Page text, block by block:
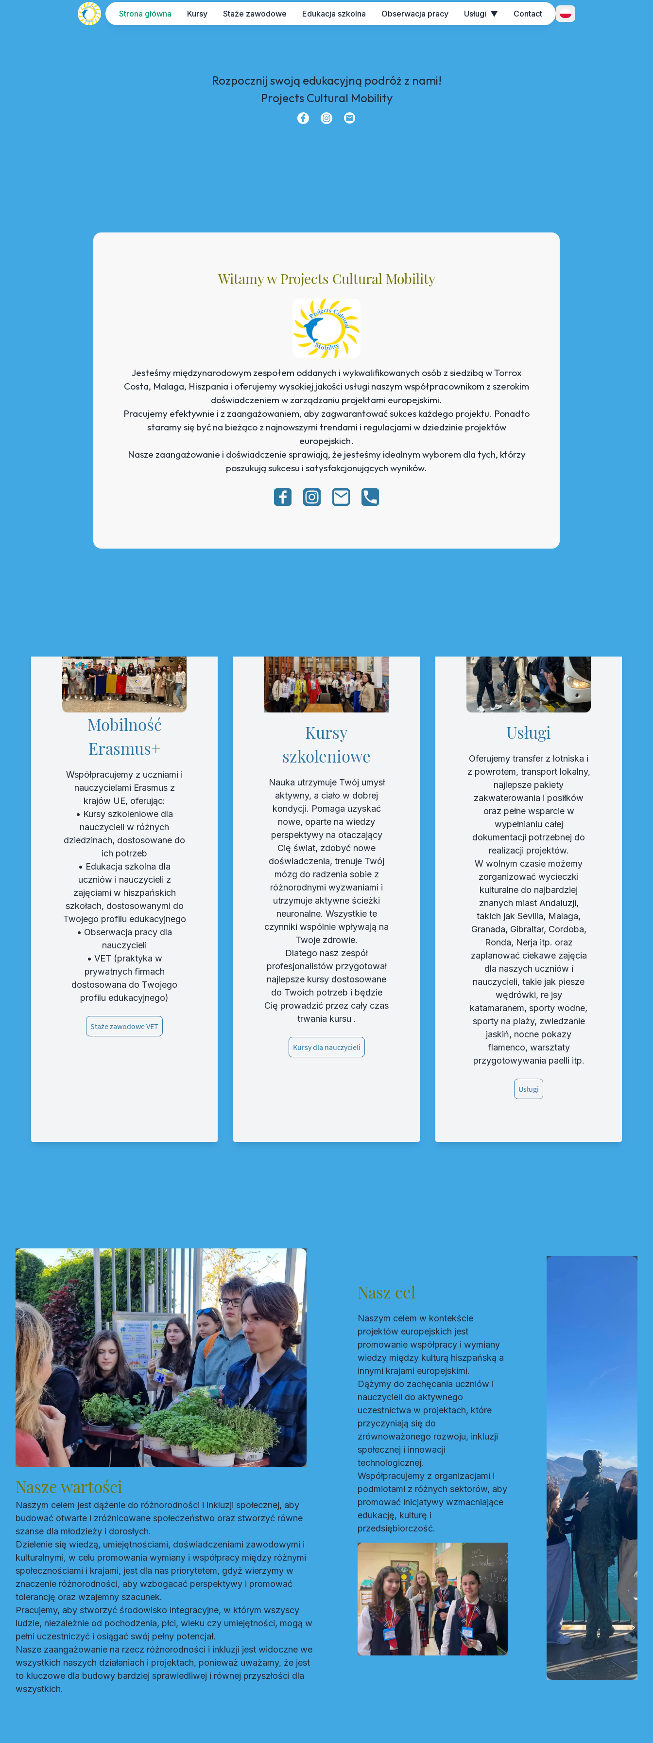
Strona główna Kursy Staże zawodowe Edukacja szkolna Obserwacja pracy Usługi ▼ Contact Przełącznik języka
Rozpocznij swoją edukacyjną podróż z nami!
Projects Cultural Mobility
Witamy w Projects Cultural Mobility
Jesteśmy międzynarodowym zespołem oddanych i wykwalifikowanych osób z siedzibą w Torrox
Costa, Malaga, Hiszpania i oferujemy wysokiej jakości usługi naszym współpracownikom z szerokim
doświadczeniem w zarządzaniu projektami europejskimi.
Pracujemy efektywnie i z zaangażowaniem, aby zagwarantować sukces każdego projektu. Ponadto
staramy się być na bieżąco z najnowszymi trendami i regulacjami w dziedzinie projektów
europejskich.
Nasze zaangażowanie i doświadczenie sprawiają, że jesteśmy idealnym wyborem dla tych, którzy
poszukują sukcesu i satysfakcjonujących wyników.
Mobilność
Erasmus+
Współpracujemy z uczniami i
nauczycielami Erasmus z
krajów UE, oferując:
• Kursy szkoleniowe dla
nauczycieli w różnych
dziedzinach, dostosowane do
ich potrzeb
• Edukacja szkolna dla
uczniów i nauczycieli z
zajęciami w hiszpańskich
szkołach, dostosowanymi do
Twojego profilu edukacyjnego
• Obserwacja pracy dla
nauczycieli
• VET (praktyka w
prywatnych firmach
dostosowana do Twojego
profilu edukacyjnego)
Staże zawodowe VET
Kursy
szkoleniowe
Nauka utrzymuje Twój umysł
aktywny, a ciało w dobrej
kondycji. Pomaga uzyskać
nowe, oparte na wiedzy
perspektywy na otaczający
Cię świat, zdobyć nowe
doświadczenia, trenuje Twój
mózg do radzenia sobie z
różnorodnymi wyzwaniami i
utrzymuje aktywne ścieżki
neuronalne. Wszystkie te
czynniki wspólnie wpływają na
Twoje zdrowie.
Dlatego nasz zespół
profesjonalistów przygotował
najlepsze kursy dostosowane
do Twoich potrzeb i będzie
Cię prowadzić przez cały czas
trwania kursu .
Kursy dla nauczycieli
Usługi
Oferujemy transfer z lotniska i
z powrotem, transport lokalny,
najlepsze pakiety
zakwaterowania i posiłków
oraz pełne wsparcie w
wypełnianiu całej
dokumentacji potrzebnej do
realizacji projektów.
W wolnym czasie możemy
zorganizować wycieczki
kulturalne do najbardziej
znanych miast Andaluzji,
takich jak Sevilla, Malaga,
Granada, Gibraltar, Cordoba,
Ronda, Nerja itp. oraz
zaplanować ciekawe zajęcia
dla naszych uczniów i
nauczycieli, takie jak piesze
wędrówki, re jsy
katamaranem, sporty wodne,
sporty na plaży, zwiedzanie
jaskiń, nocne pokazy
flamenco, warsztaty
przygotowywania paelli itp.
Usługi
Nasze wartości
Naszym celem jest dążenie do różnorodności i inkluzji społecznej, aby
budować otwarte i zróżnicowane społeczeństwo oraz stworzyć równe
szanse dla młodzieży i dorosłych.
Dzielenie się wiedzą, umiejętnościami, doświadczeniami zawodowymi i
kulturalnymi, w celu promowania wymiany i współpracy między różnymi
społecznościami i krajami, jest dla nas priorytetem, gdyż wierzymy w
znaczenie różnorodności, aby wzbogacać perspektywy i promować
tolerancję oraz wzajemny szacunek.
Pracujemy, aby stworzyć środowisko integracyjne, w którym wszyscy
ludzie, niezależnie od pochodzenia, płci, wieku czy umiejętności, mogą w
pełni uczestniczyć i osiągać swój pełny potencjał.
Nasze zaangażowanie na rzecz różnorodności i inkluzji jest widoczne we
wszystkich naszych działaniach i projektach, ponieważ uważamy, że jest
to kluczowe dla budowy bardziej sprawiedliwej i równej przyszłości dla
wszystkich.
Nasz cel
Naszym celem w kontekście
projektów europejskich jest
promowanie współpracy i wymiany
wiedzy między kulturą hiszpańską a
innymi krajami europejskimi.
Dążymy do zachęcania uczniów i
nauczycieli do aktywnego
uczestnictwa w projektach, które
przyczyniają się do
zrównoważonego rozwoju, inkluzji
społecznej i innowacji
technologicznej.
Współpracujemy z organizacjami i
podmiotami z różnych sektorów, aby
promować inicjatywy wzmacniające
edukację, kulturę i
przedsiębiorczość.